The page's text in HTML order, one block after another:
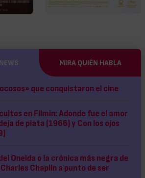
MIRA QUIÉN HABLA
que conquistaron el cine
en Filmin: Adonde fue el amor
de plata (1966) y Con los ojos
Oneida o la crónica más negra de
Chaplin a punto de ser